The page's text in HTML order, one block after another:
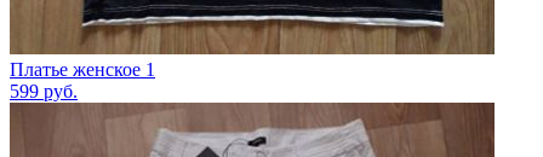
Платье женское 1
599 руб.